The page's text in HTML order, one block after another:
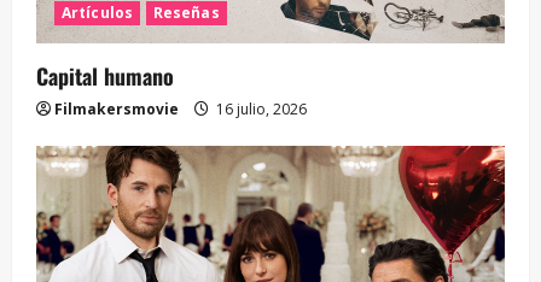
Artículos Reseñas
Capital humano
Filmakersmovie 16 julio, 2026